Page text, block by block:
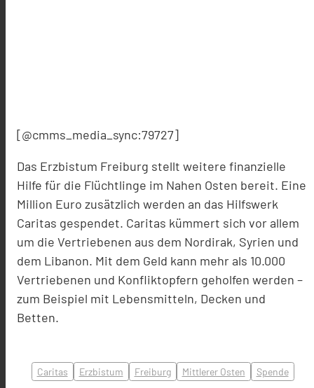
[@cmms_media_sync:79727]
Das Erzbistum Freiburg stellt weitere finanzielle
Hilfe für die Flüchtlinge im Nahen Osten bereit. Eine
Million Euro zusätzlich werden an das Hilfswerk
Caritas gespendet. Caritas kümmert sich vor allem
um die Vertriebenen aus dem Nordirak, Syrien und
dem Libanon. Mit dem Geld kann mehr als 10.000
Vertriebenen und Konfliktopfern geholfen werden –
zum Beispiel mit Lebensmitteln, Decken und
Betten.
Caritas Erzbistum Freiburg Mittlerer Osten Spende